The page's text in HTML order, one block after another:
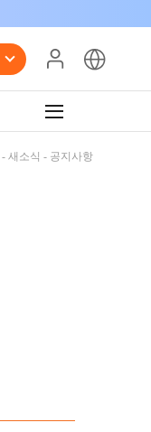
새소식 - 공지사항